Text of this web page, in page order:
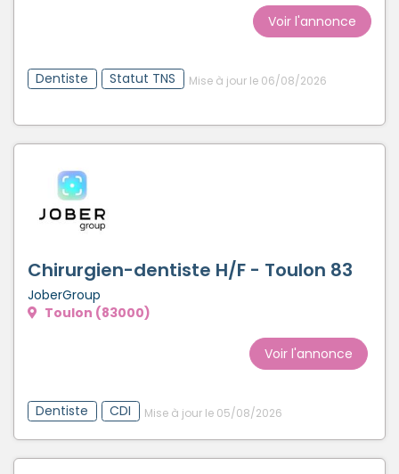
Voir l'annonce
Dentiste Statut TNS Mise à jour le 06/08/2026
Chirurgien-dentiste H/F - Toulon 83
JoberGroup
Toulon (83000)
Voir l'annonce
Dentiste CDI Mise à jour le 05/08/2026